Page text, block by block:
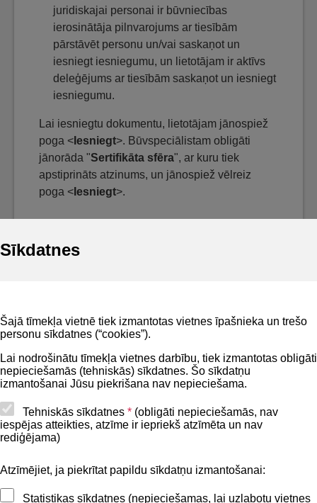
Sīkdatnes
Šajā tīmekļa vietnē tiek izmantotas vietnes īpašnieka un trešo
personu sīkdatnes (“cookies”).
Lai nodrošinātu tīmekļa vietnes darbību, tiek izmantotas obligāti
nepieciešamās (tehniskās) sīkdatnes. Šo sīkdatņu
izmantošanai Jūsu piekrišana nav nepieciešama.
Tehniskās sīkdatnes * (obligāti nepieciešamās, nav
iespējas atteikties, atzīme ir iepriekš atzīmēta un nav
rediģējama)
Atzīmējiet, ja piekrītat papildu sīkdatņu izmantošanai:
Statistikas sīkdatnes (nepieciešamas, lai uzlabotu vietnes
juridiskajai personai ir būvniecības
ierosinātāja pilnvarojums ar tiesībām
pārstāvēt personu un/vai saskaņot un
iesniegt iesniegumu, un lietotājam ir aktīvs
deleģējums ar tiesībām saskaņot un iesniegt
iesniegumu.
Lai iesniegtu dokumentu, lietotājam jānospiež
poga < Iesniegt>. Būvspeciālistam obligāti
jānorāda "Sertifikāta sfēra", ar kuru tiek
apstiprināts atzinums, un jānospiež vēlreiz
poga < Iesniegt>.
Privātuma politika
Lapas karte
Piekļūstamības paziņojums
Kontakti